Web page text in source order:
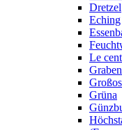
Dretzel
Eching
Le
Graben
Grüna